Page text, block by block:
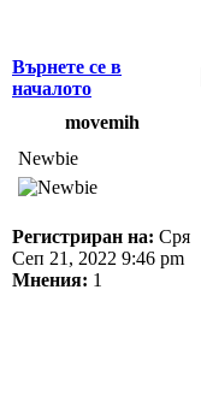
Върнете се в
началото
movemih
Newbie
Регистриран на: Сря
Сеп 21, 2022 9:46 pm
Мнения: 1